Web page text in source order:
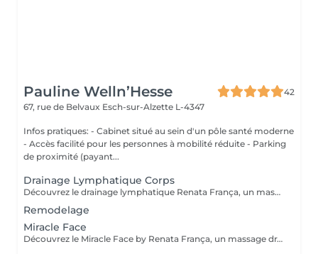
Pauline Welln’Hesse
42
67, rue de Belvaux Esch-sur-Alzette L-4347
Infos pratiques: - Cabinet situé au sein d'un pôle santé moderne
- Accès facilité pour les personnes à mobilité réduite - Parking
de proximité (payant...
Drainage Lymphatique Corps
Découvrez le drainage lymphatique Renata França, un massage unique aux résultats visibles dès la première séance. Grâce à une technique spécifique et des manuvres rythmées; il favorise l'élimination des toxines, diminue la rétention d'eau, sculpte la silhouette et procure une profonde sensation de bien-être. Prenez soin de votre corps et ressentez un véritable renouveau! Contre-indications: phlébites, troubles cardiaques, maladies graves, infections en cours, grossesse sans avis médical. Fréquence recommandée: La fréquence des soins va dépendre de votre métabolisme, ainsi que de vos attentes. Un bilan sera fait lors de notre 1er rendez-vous afin de répondre au mieux à vos besoins.
Remodelage
Miracle Face
Découvrez le Miracle Face by Renata França, un massage drainant du visage à l'effet liftant naturel. Grâce à des techniques exclusives, il dégonfle, redessine et illumine votre visage dès la première séance. Fréquence recommandée: En cure: 1 à 2 séances par semaine pendant 4 semaines pour un effet liftant et drainant maximal En entretien: 1 séance toutes les 3 à 4 semaines pour conserver l'éclat et la tonicité Ponctuellement: avant un évènement, pour un effet bonne mine immédiat